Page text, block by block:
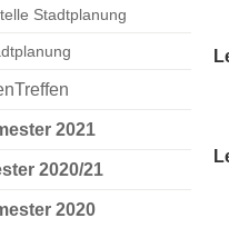
Stadtplanung
2021
2020/21
2020